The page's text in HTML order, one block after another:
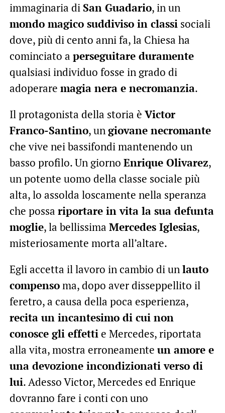
immaginaria di San Guadario, in un
mondo magico suddiviso in classisociali
dove, più di cento anni fa, la Chiesa ha
cominciato a perseguitare duramente
qualsiasi individuo fosse in grado di
adoperare magia nera e necromanzia.
Il protagonista della storia è Victor
Franco-Santino, ungiovane necromante
che vive nei bassifondi mantenendo un
basso profilo. Un giorno Enrique Olivarez,
un potente uomo della classe sociale più
alta, lo assolda loscamente nella speranza
che possa riportare in vita la sua defunta
moglie, la bellissima Mercedes Iglesias,
misteriosamente morta all’altare.
Egli accetta il lavoro in cambio di unlauto
compensoma, dopo aver disseppellito il
feretro, a causa della poca esperienza,
recita un incantesimo di cui non
conosce gli effettie Mercedes, riportata
alla vita, mostra erroneamente un amore e
una devozione incondizionati verso di
lui. Adesso Victor, Mercedes ed Enrique
dovranno fare i conti con uno